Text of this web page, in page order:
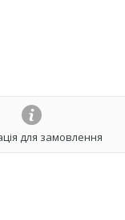
для замовлення